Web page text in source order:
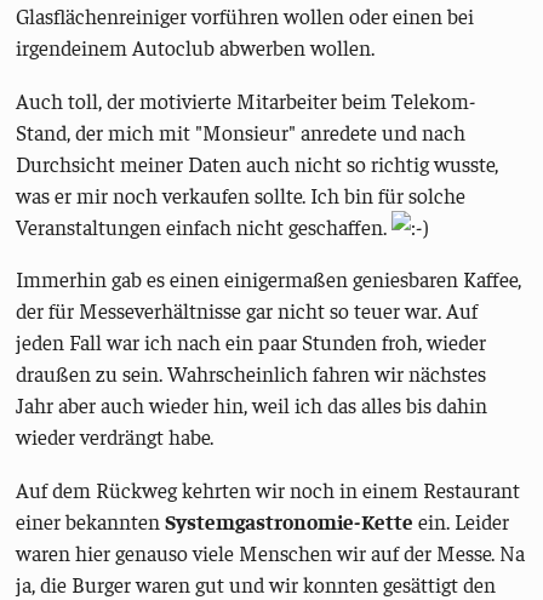
Glasflächenreiniger vorführen wollen oder einen bei
irgendeinem Autoclub abwerben wollen.
Auch toll, der motivierte Mitarbeiter beim Telekom-
Stand, der mich mit "Monsieur" anredete und nach
Durchsicht meiner Daten auch nicht so richtig wusste,
was er mir noch verkaufen sollte. Ich bin für solche
Veranstaltungen einfach nicht geschaffen.
Immerhin gab es einen einigermaßen geniesbaren Kaffee,
der für Messeverhältnisse gar nicht so teuer war. Auf
jeden Fall war ich nach ein paar Stunden froh, wieder
draußen zu sein. Wahrscheinlich fahren wir nächstes
Jahr aber auch wieder hin, weil ich das alles bis dahin
wieder verdrängt habe.
Auf dem Rückweg kehrten wir noch in einem Restaurant
einer bekanntenSystemgastronomie-Kette ein. Leider
waren hier genauso viele Menschen wir auf der Messe. Na
ja, die Burger waren gut und wir konnten gesättigt den